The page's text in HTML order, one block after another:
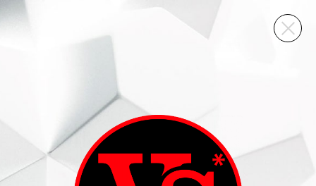
ВИННЫЙ СКЛАД